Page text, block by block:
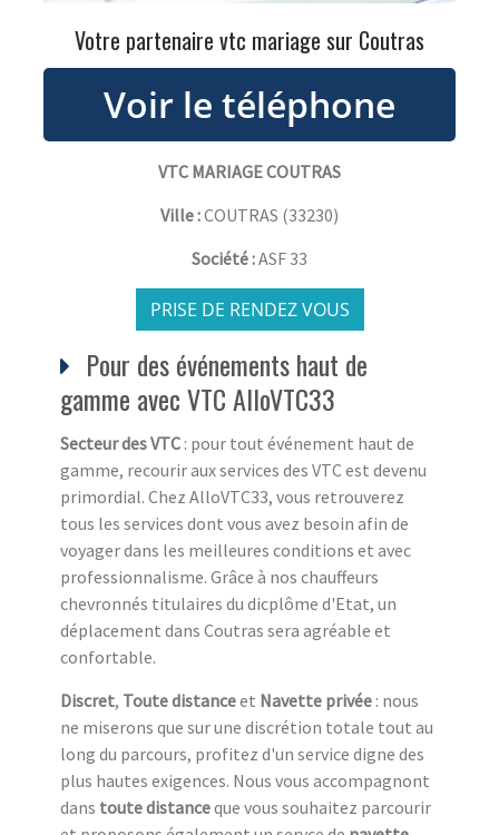
Votre partenaire vtc mariage sur Coutras
VTC MARIAGE COUTRAS
Ville :COUTRAS (33230)
Société :ASF 33
PRISE DE RENDEZ VOUS
Pour des événements haut de
gamme avec VTC AlloVTC33
Secteur des VTC : pour tout événement haut de
gamme, recourir aux services des VTC est devenu
primordial. Chez AlloVTC33, vous retrouverez
tous les services dont vous avez besoin afin de
voyager dans les meilleures conditions et avec
professionnalisme. Grâce à nos chauffeurs
chevronnés titulaires du dicplôme d'Etat, un
déplacement dans Coutras sera agréable et
confortable.
Discret, Toute distanceet Navette privée : nous
ne miserons que sur une discrétion totale tout au
long du parcours, profitez d'un service digne des
plus hautes exigences. Nous vous accompagnont
dans toute distanceque vous souhaitez parcourir